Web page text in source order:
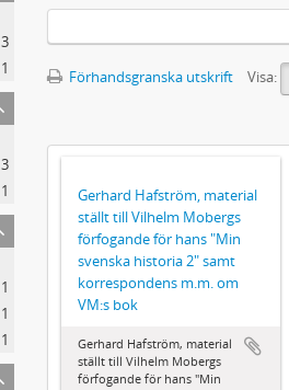
3
1
3
1
1
1
1
Förhandsgranska utskrift
Visa:
Gerhard Hafström, material
ställt till Vilhelm Mobergs
förfogande för hans "Min
svenska historia 2" samt
korrespondens m.m. om
VM:s bok
Gerhard Hafström, material
ställt till Vilhelm Mobergs
förfogande för hans "Min